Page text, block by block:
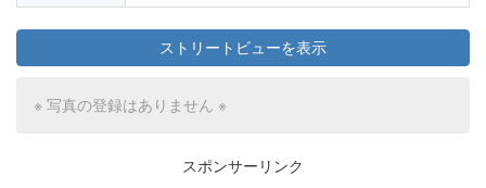
ストリートビューを表示
※ 写真の登録はありません ※
スポンサーリンク